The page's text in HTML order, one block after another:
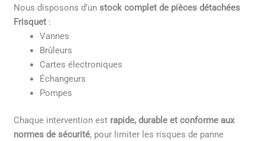
Nous disposons d’unstock complet de pièces détachées
Frisquet :
Vannes
Brûleurs
Cartes électroniques
Échangeurs
Pompes
Chaque intervention est rapide, durable et conforme aux
normes de sécurité, pour limiter les risques de panne